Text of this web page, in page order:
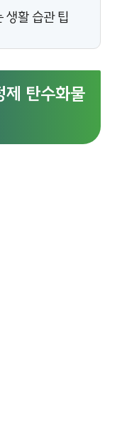
생활 습관 팁
제 탄수화물